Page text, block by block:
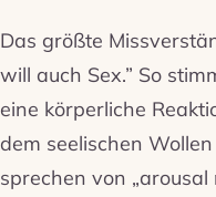
Das größte
will auch Sex.” So
eine körperliche
dem seelischen
sprechen von „arousal